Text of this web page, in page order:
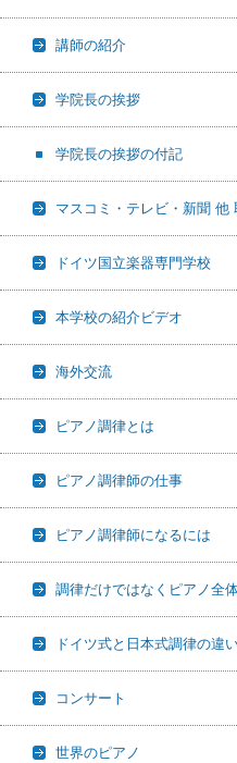
講師の紹介
学院長の挨拶
学院長の挨拶の付記
マスコミ・テレビ・新聞 他
ドイツ国立楽器専門学校
本学校の紹介ビデオ
海外交流
ピアノ調律とは
ピアノ調律師の仕事
ピアノ調律師になるには
調律だけではなくピアノ全
ドイツ式と日本式調律の違
コンサート
世界のピアノ